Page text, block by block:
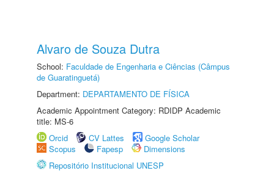
Alvaro de Souza Dutra
School: Faculdade de Engenharia e Ciências (Câmpus
de Guaratinguetá)
Department: DEPARTAMENTO DE FÍSICA
Academic Appointment Category: RDIDP Academic
title: MS-6
Orcid
CV Lattes
Google Scholar
Scopus
Fapesp
Dimensions
Repositório Institucional UNESP